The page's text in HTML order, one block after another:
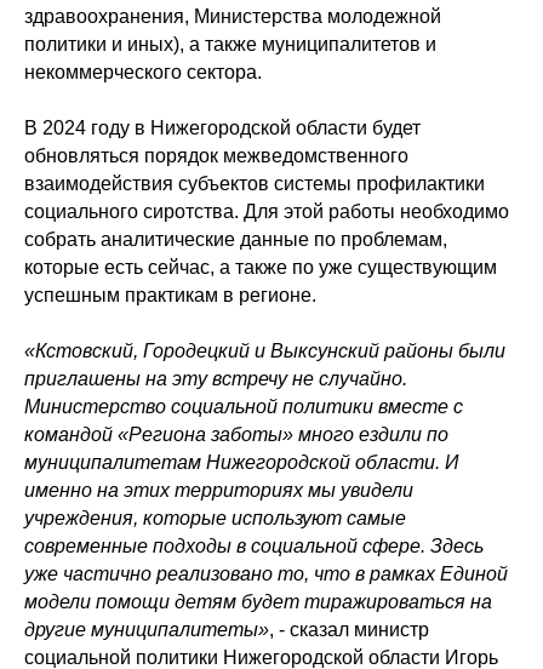
здравоохранения, Министерства молодежной
политики и иных), а также муниципалитетов и
некоммерческого сектора.
В 2024 году в Нижегородской области будет
обновляться порядок межведомственного
взаимодействия субъектов системы профилактики
социального сиротства. Для этой работы необходимо
собрать аналитические данные по проблемам,
которые есть сейчас, а также по уже существующим
успешным практикам в регионе.
«Кстовский, Городецкий и Выксунский районы были
приглашены на эту встречу не случайно.
Министерство социальной политики вместе с
командой «Региона заботы» много ездили по
муниципалитетам Нижегородской области. И
именно на этих территориях мы увидели
учреждения, которые используют самые
современные подходы в социальной сфере. Здесь
уже частично реализовано то, что в рамках Единой
модели помощи детям будет тиражироваться на
другие муниципалитеты», - сказал министр
социальной политики Нижегородской области Игорь